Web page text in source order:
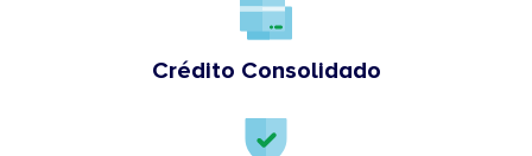
Crédito Consolidado